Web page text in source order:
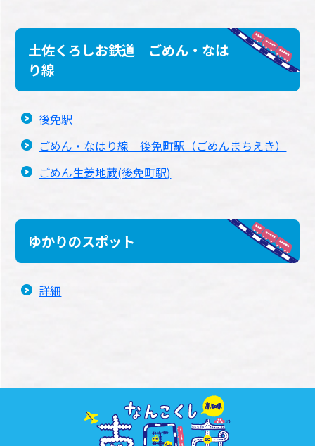
土佐くろしお鉄道 ごめん・なは
り線
後免駅
ごめん・なはり線 後免町駅（ごめんまちえき）
ごめん生姜地蔵(後免町駅)
ゆかりのスポット
詳細